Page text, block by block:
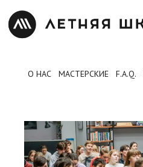
О НАС МАСТЕРСКИЕ F.A.Q.